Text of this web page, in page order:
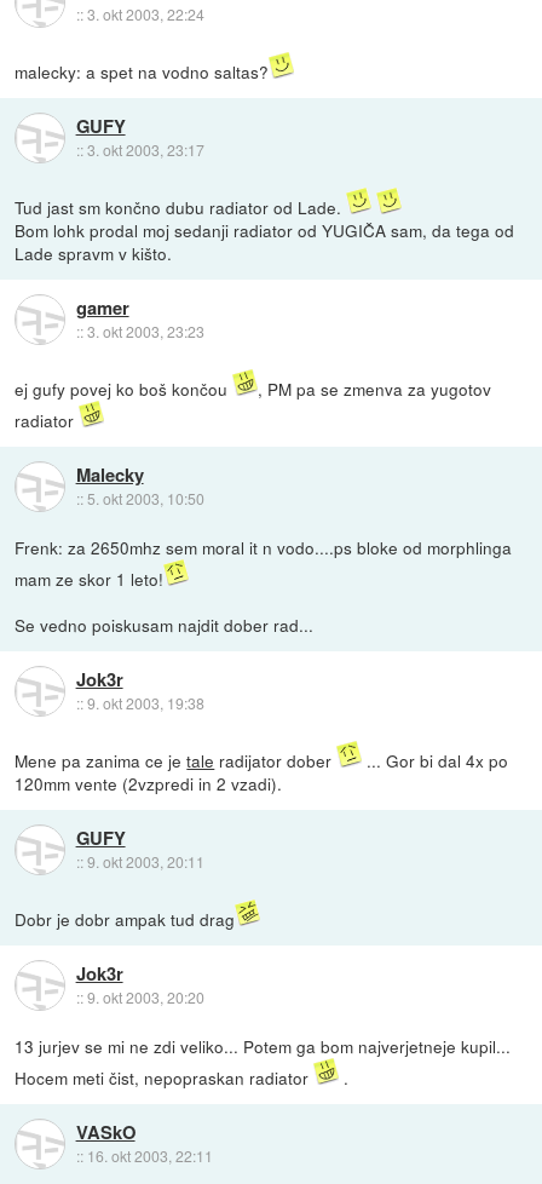
::3. okt 2003, 22:24
malecky: a spet na vodno saltas?
GUFY
::3. okt 2003, 23:17
Tud jast sm končno dubu radiator od Lade.
Bom lohk prodal moj sedanji radiator od YUGIČA sam, da tega od
Lade spravm v kišto.
gamer
::3. okt 2003, 23:23
ej gufy povej ko boš končou
, PM pa se zmenva za yugotov
radiator
Malecky
:: 5. okt 2003, 10:50
Frenk: za 2650mhz sem moral it n vodo....ps bloke od morphlinga
mam ze skor 1 leto!
Se vedno poiskusam najdit dober rad...
Jok3r
::9. okt 2003, 19:38
Mene pa zanima ce jetale radijator dober
... Gor bi dal 4x po
120mm vente (2vzpredi in 2 vzadi).
GUFY
::9. okt 2003, 20:11
Dobr je dobr ampak tud drag
Jok3r
::9. okt 2003, 20:20
13 jurjev se mi ne zdi veliko... Potem ga bom najverjetneje kupil...
Hocem meti čist, nepopraskan radiator
.
VASkO
:: 16. okt 2003, 22:11